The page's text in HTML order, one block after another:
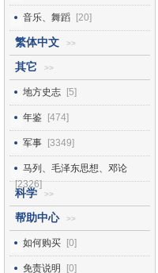
音乐、舞蹈 [20]
繁体中文 >>
其它 >>
地方史志 [5]
年鉴 [474]
军事 [3349]
马列、毛泽东思想、邓论
[2326]
科学 >>
帮助中心 >>
如何购买 [0]
免责说明 [0]